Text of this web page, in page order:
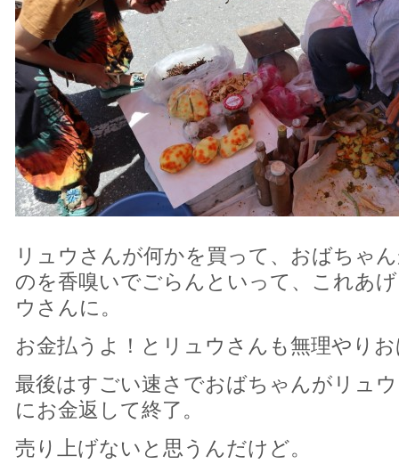
リュウさんが何かを買って、おばちゃ
のを香嗅いでごらんといって、これあ
ウさんに。
お金払うよ！とリュウさんも無理やり
最後はすごい速さでおばちゃんがリュ
にお金返して終了。
売り上げないと思うんだけど。